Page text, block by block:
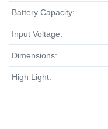
Battery Capacity:
Input Voltage:
Dimensions:
High Light: